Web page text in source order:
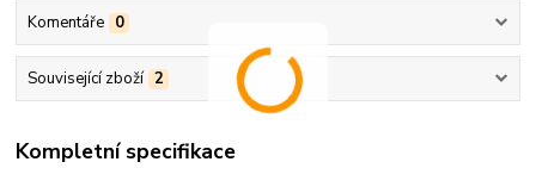
Komentáře 0
Související zboží 2
Kompletní specifikace